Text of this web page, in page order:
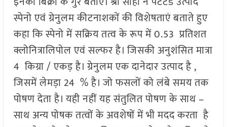
स्पेनो एवं ग्रेनुलम कीटनाशकों की विशेषताएं बताते हुए
कहा कि स्पेनो में सक्रिय तत्व के रूप में 0.53 प्रतिशत
क्लोनित्रालिपोल एवं सल्फर है। जिसकी अनुशंसित मात्रा
4 किग्रा / एकड़ है। ग्रेनुलम एक दानेदार उत्पाद है ,
जिसमें लेमड़ा 24 % है। जो फसलों को लंबे समय तक
पोषण देता है। यही नहीं यह संतुलित पोषण के साथ –
साथ अन्य पोषक तत्वों के अवशेषों में भी मदद करता है